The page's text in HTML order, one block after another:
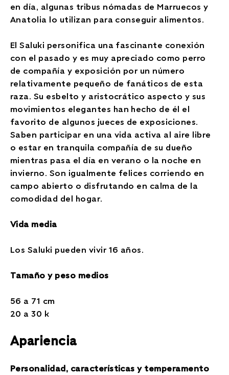
en día, algunas tribus nómadas de Marruecos y
Anatolia lo utilizan para conseguir alimentos.
El Saluki personifica una fascinante conexión
con el pasado y es muy apreciado como perro
de compañía y exposición por un número
relativamente pequeño de fanáticos de esta
raza. Su esbelto y aristocrático aspecto y sus
movimientos elegantes han hecho de él el
favorito de algunos jueces de exposiciones.
Saben participar en una vida activa al aire libre
o estar en tranquila compañía de su dueño
mientras pasa el día en verano o la noche en
invierno. Son igualmente felices corriendo en
campo abierto o disfrutando en calma de la
comodidad del hogar.
Vida media
Los Saluki pueden vivir 16 años.
Tamaño y peso medios
56 a 71 cm
20 a 30 k
Apariencia
Personalidad, características y temperamento